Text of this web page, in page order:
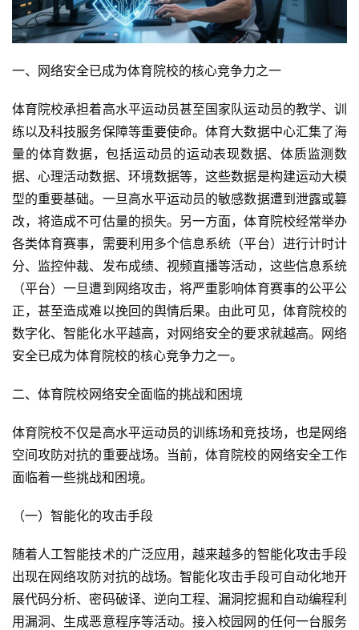
一、网络安全已成为体育院校的核心竞争力之一
体育院校承担着高水平运动员甚至国家队运动员的教学、训
练以及科技服务保障等重要使命。体育大数据中心汇集了海
量的体育数据，包括运动员的运动表现数据、体质监测数
据、心理活动数据、环境数据等，这些数据是构建运动大模
型的重要基础。一旦高水平运动员的敏感数据遭到泄露或篡
改，将造成不可估量的损失。另一方面，体育院校经常举办
各类体育赛事，需要利用多个信息系统（平台）进行计时计
分、监控仲裁、发布成绩、视频直播等活动，这些信息系统
（平台）一旦遭到网络攻击，将严重影响体育赛事的公平公
正，甚至造成难以挽回的舆情后果。由此可见，体育院校的
数字化、智能化水平越高，对网络安全的要求就越高。网络
安全已成为体育院校的核心竞争力之一。
二、体育院校网络安全面临的挑战和困境
体育院校不仅是高水平运动员的训练场和竞技场，也是网络
空间攻防对抗的重要战场。当前，体育院校的网络安全工作
面临着一些挑战和困境。
（一）智能化的攻击手段
随着人工智能技术的广泛应用，越来越多的智能化攻击手段
出现在网络攻防对抗的战场。智能化攻击手段可自动化地开
展代码分析、密码破译、逆向工程、漏洞挖掘和自动编程利
用漏洞、生成恶意程序等活动。接入校园网的任何一台服务